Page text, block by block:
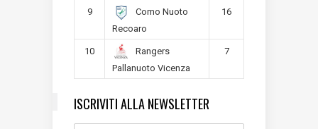
9
Como Nuoto
Recoaro
16
10
Rangers
Pallanuoto Vicenza
7
ISCRIVITI ALLA NEWSLETTER